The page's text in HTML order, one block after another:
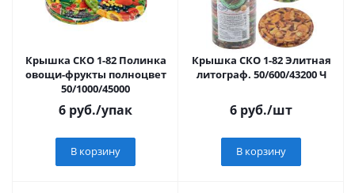
Крышка СКО 1-82 Полинка
овощи-фрукты полноцвет
50/1000/45000
6 руб./упак
В корзину
Крышка СКО 1-82 Элитная
литограф. 50/600/43200 Ч
6 руб./шт
В корзину